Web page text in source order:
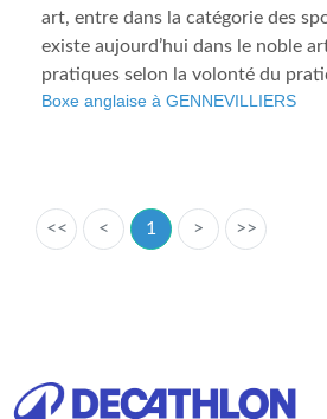
art, entre dans la catégorie des
existe aujourd’hui dans le noble
pratiques selon la volonté du
Boxe anglaise à GENNEVILLIERS
<< < 1 > >>